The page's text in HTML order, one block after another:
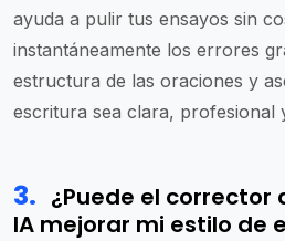
ayuda a pulir tus ensayos sin
instantáneamente los errores
estructura de las oraciones y
escritura sea clara, profesional
3. ¿Puede el corrector
IA mejorar mi estilo de